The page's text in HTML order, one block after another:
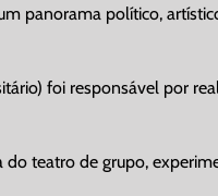
panorama político,
foi responsável por
teatro de grupo,